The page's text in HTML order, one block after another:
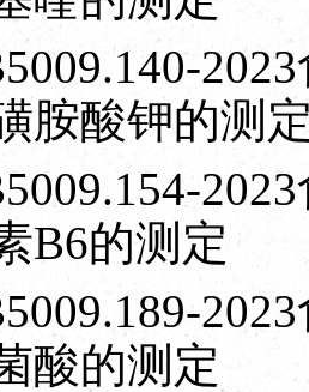
胺酸钾的测
2023
B6的测定
2023
酸的测定